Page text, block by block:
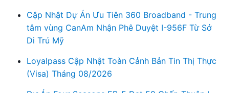
Cập Nhật Dự Án Ưu Tiên 360 Broadband - Trung
tâm vùng CanAm Nhận Phê Duyệt I-956F Từ Sở
Di Trú Mỹ
Loyalpass Cập Nhật Toàn Cảnh Bản Tin Thị Thực
(Visa) Tháng 08/2026